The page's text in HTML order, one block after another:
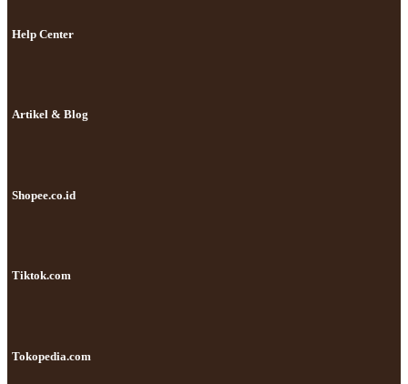
Help Center
Artikel & Blog
Shopee.co.id
Tiktok.com
Tokopedia.com